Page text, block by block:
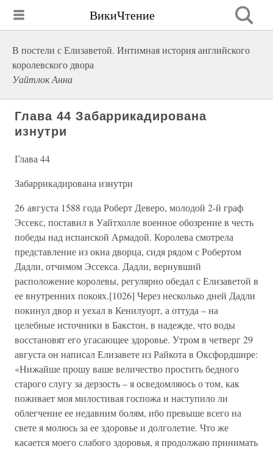
ВикиЧтение
В постели с Елизаветой. Интимная история английского
королевского двора
Уайтлок Анна
Глава 44 Забаррикадирована
изнутри
Глава 44
Забаррикадирована изнутри
26 августа 1588 года Роберт Деверо, молодой 2-й граф
Эссекс, поставил в Уайтхолле военное обозрение в честь
победы над испанской Армадой. Королева смотрела
представление из окна дворца, сидя рядом с Робертом
Дадли, отчимом Эссекса. Дадли, вернувший
расположение королевы, регулярно обедал с Елизаветой в
ее внутренних покоях.[1026] Через несколько дней Дадли
покинул двор и уехал в Кенилуорт, а оттуда – на
целебные источники в Бакстон, в надежде, что воды
восстановят его угасающее здоровье. Утром в четверг 29
августа он написал Елизавете из Райкота в Оксфордшире:
«Нижайше прошу ваше величество простить бедного
старого слугу за дерзость – я осведомляюсь о том, как
поживает моя милостивая госпожа и наступило ли
облегчение ее недавним болям, ибо превыше всего на
свете я молюсь за ее здоровье и долголетие. Что же
касается моего слабого здоровья, я продолжаю принимать